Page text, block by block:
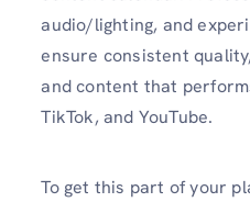
audio/lighting, and
ensure consistent
and content that
TikTok, and YouTube.
To get this part of your